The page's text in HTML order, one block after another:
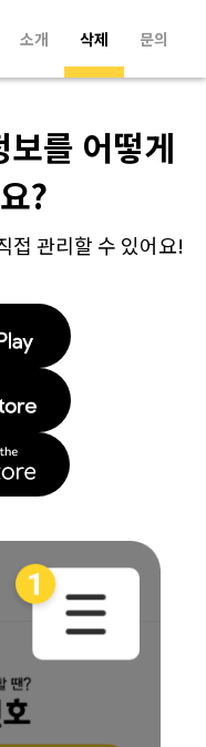
소개 삭제 문의
를 어떻게
?
접 관리할 수 있어요!